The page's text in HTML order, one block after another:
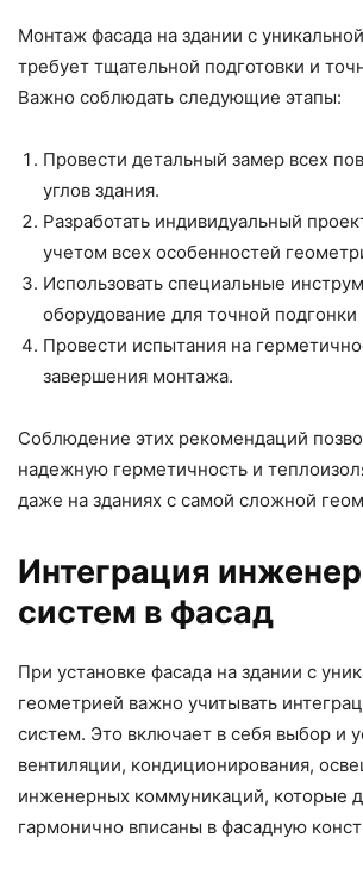
Монтаж фасада на здании с
требует тщательной подготовки и
Важно соблюдать следующие этапы:
Провести детальный замер всех
углов здания.
Разработать индивидуальный
учетом всех особенностей
Использовать специальные
оборудование для точной подгонки
Провести испытания на
завершения монтажа.
Соблюдение этих рекомендаций
надежную герметичность и
даже на зданиях с самой сложной
Интеграция
систем в фасад
При установке фасада на здании с
геометрией важно учитывать
систем. Это включает в себя выбор и
вентиляции, кондиционирования,
инженерных коммуникаций, которые
гармонично вписаны в фасадную